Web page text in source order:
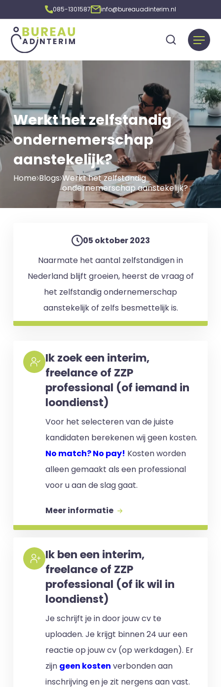
085-1301587 info@bureauadinterim.nl
Werkt het zelfstandig
ondernemerschap
aanstekelijk?
Home Blogs Werkt het zelfstandig
ondernemerschap aanstekelijk?
05 oktober 2023
Naarmate het aantal zelfstandigen in
Nederland blijft groeien, heerst de vraag of
het zelfstandig ondernemerschap
aanstekelijk of zelfs besmettelijk is.
Ik zoek een interim,
freelance of ZZP
professional (of iemand in
loondienst)
Voor het selecteren van de juiste
kandidaten berekenen wij geen kosten.
No match? No pay! Kosten worden
alleen gemaakt als een professional
voor u aan de slag gaat.
Meer informatie
Ik ben een interim,
freelance of ZZP
professional (of ik wil in
loondienst)
Je schrijft je in door jouw cv te
uploaden. Je krijgt binnen 24 uur een
reactie op jouw cv (op werkdagen). Er
zijn geen kosten verbonden aan
inschrijving en je zit nergens aan vast.